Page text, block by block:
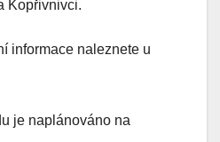
Kopřivnivci.
informace naleznete u
je naplánováno na